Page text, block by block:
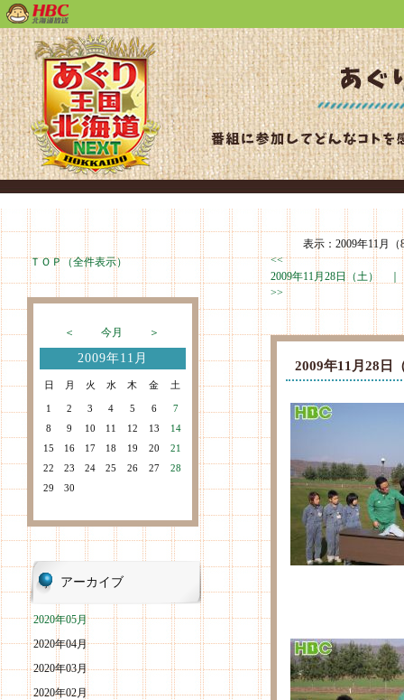
ＴＯＰ（全件表示）
＜ 今月 ＞
2009年11月
日 月 火 水 木 金 土
1 2 3 4 5 6
7
8
9 10 11 12 13
14
15
16 17 18 19 20
21
22
23 24 25 26 27
28
29
30
アーカイブ
2020年05月
2020年04月
2020年03月
2020年02月
表示：2009年11月（
<<
2009年11月28日（土）
>>
2009年11月28